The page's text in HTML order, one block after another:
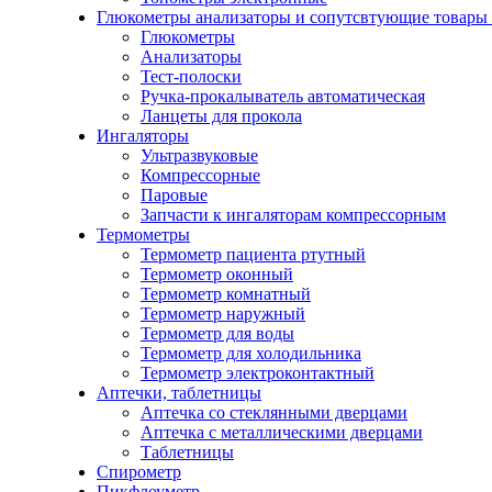
Глюкометры анализаторы и сопутсвтующие
Глюкометры
Анализаторы
Тест-полоски
Ручка-прокалыватель автоматическая
Ланцеты для прокола
Ингаляторы
Ультразвуковые
Компрессорные
Паровые
Запчасти к ингаляторам компрессорным
Термометры
Термометр пациента ртутный
Термометр оконный
Термометр комнатный
Термометр наружный
Термометр для воды
Термометр для холодильника
Термометр электроконтактный
Аптечки, таблетницы
Аптечка со стеклянными дверцами
Аптечка с металлическими дверцами
Таблетницы
Спирометр